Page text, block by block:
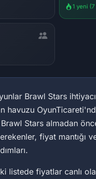
1 yeni
Brawl Stars
havuzu
Stars almadan
fiyat mantığı
listede fiyatlar canlı